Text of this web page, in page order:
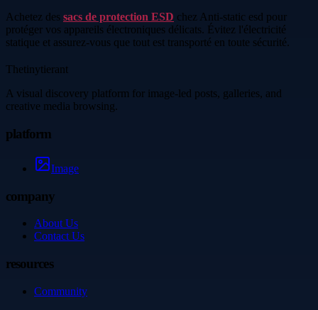
Achetez des sacs de protection ESD chez Anti-static esd pour
protéger vos appareils électroniques délicats. Évitez l'électricité
statique et assurez-vous que tout est transporté en toute sécurité.
Thetinytierant
A visual discovery platform for image-led posts, galleries, and
creative media browsing.
platform
Image
company
About Us
Contact Us
resources
Community